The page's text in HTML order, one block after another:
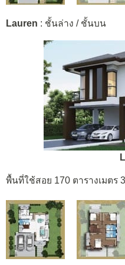
Lauren : ชั้นล่าง / ชั้นบน
พื้นที่ใช้สอย 170 ตารางเมตร